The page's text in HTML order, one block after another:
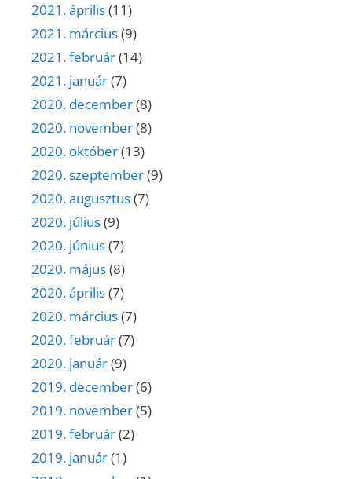
2021. április(11)
2021. március(9)
2021. február(14)
2021. január(7)
2020. december(8)
2020. november(8)
2020. október(13)
2020. szeptember(9)
2020. augusztus(7)
2020. július(9)
2020. június(7)
2020. május(8)
2020. április(7)
2020. március(7)
2020. február(7)
2020. január(9)
2019. december(6)
2019. november(5)
2019. február(2)
2019. január(1)